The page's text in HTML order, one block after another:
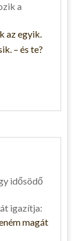
a
az egyik.
– és te?
idősödő
igazítja:
magát